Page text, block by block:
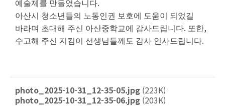
예술제를 만들었습니다.
아산시 청소년들의 노동인권 보호에 도움이 되었길
바라며 초대해 주신 아산중학교에 감사드립니다. 또한,
수고해 주신 지킴이 선생님들께도 감사 인사드립니다.
photo_2025-10-31_12-35-05.jpg (223K)
photo_2025-10-31_12-35-06.jpg (203K)